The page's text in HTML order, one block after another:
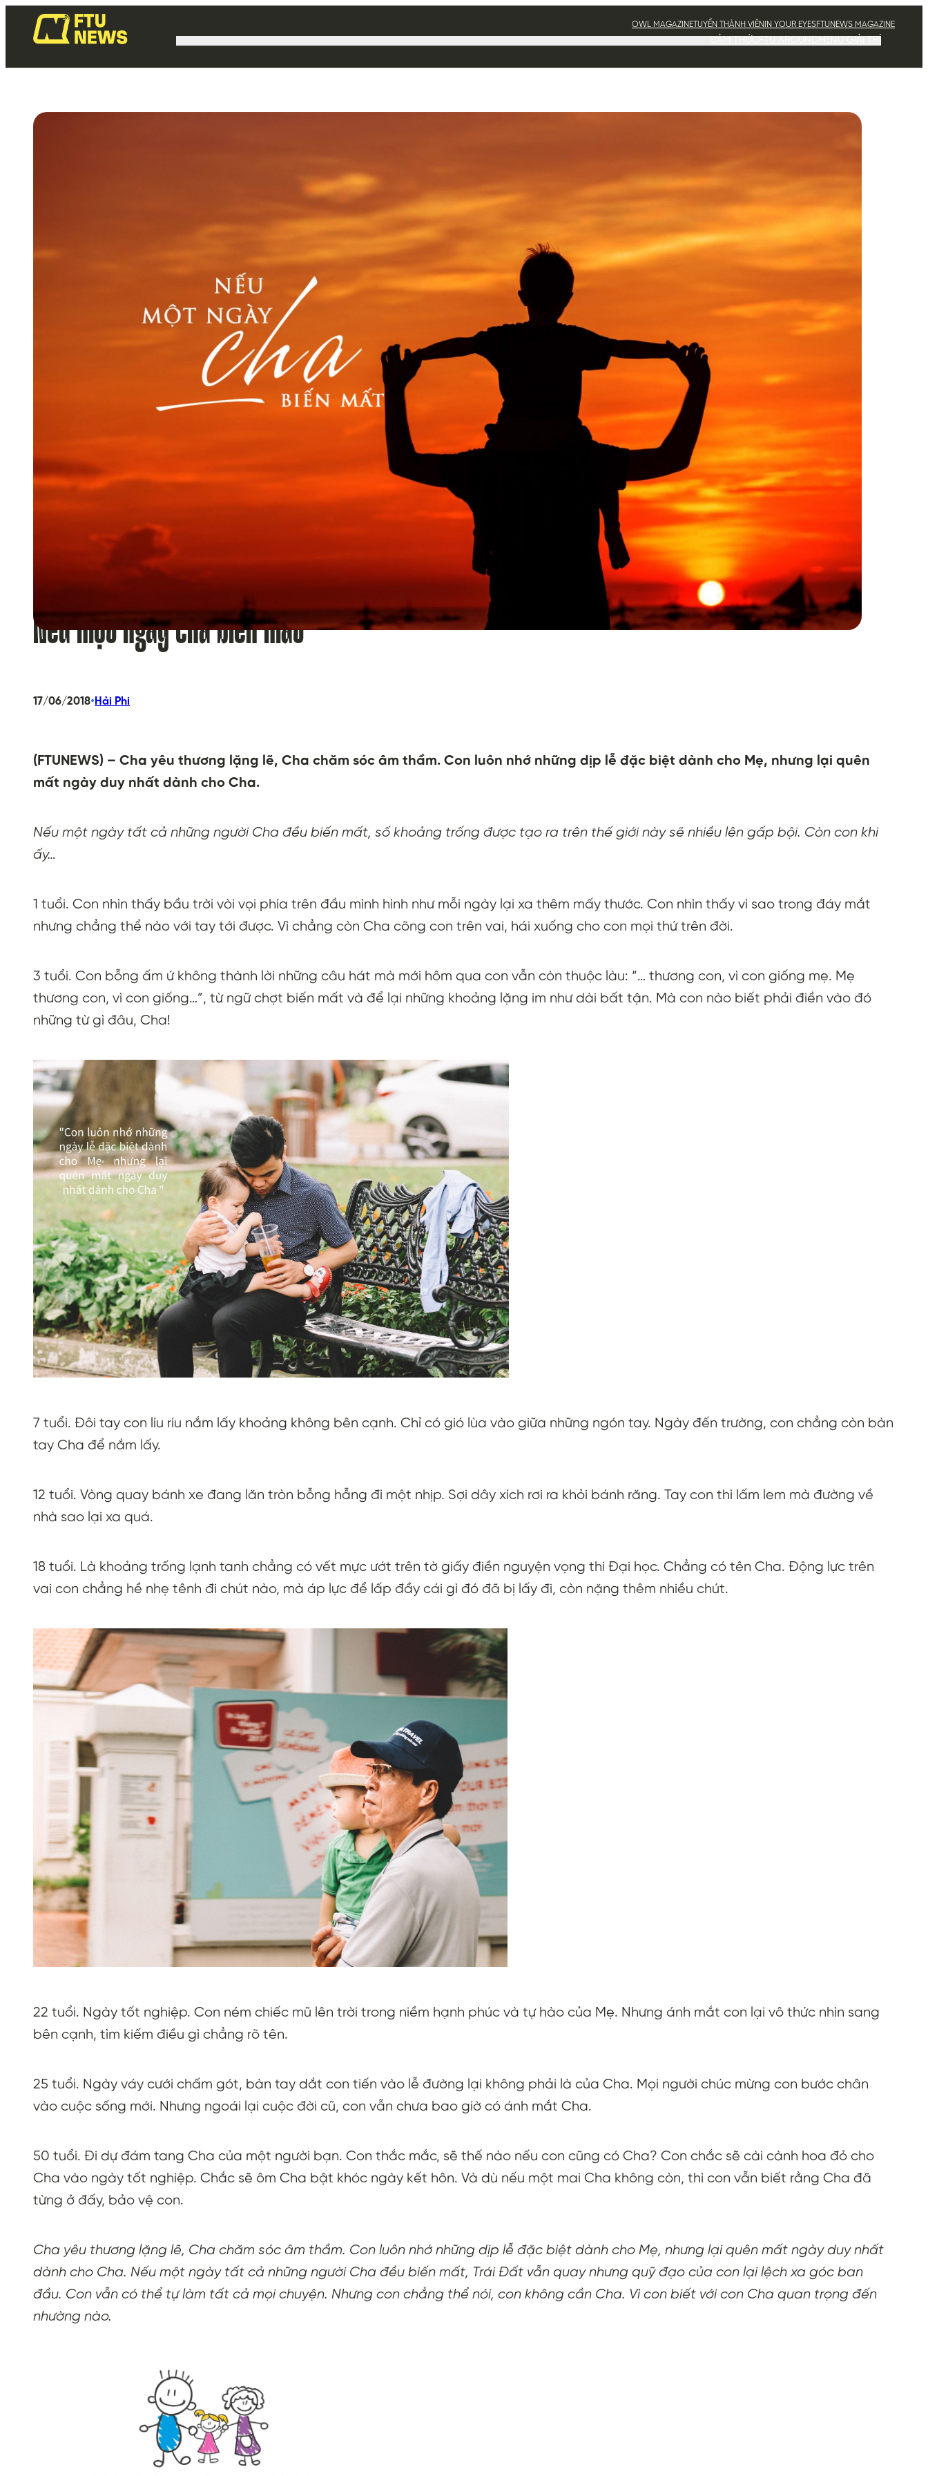
OWL MAGAZINETUYỂN THÀNH VIÊN IN YOUR EYESFTUNEWS MAGAZINE
Nếu một ngày cha biến mất
17/06/2018• Hải Phi
(FTUNEWS) – Cha yêu thương lặng lẽ, Cha chăm sóc âm thầm. Con luôn nhớ những dịp lễ đặc biệt dành cho Mẹ, nhưng lại quên
mất ngày duy nhất dành cho Cha.
Nếu một ngày tất cả những người Cha đều biến mất, số khoảng trống được tạo ra trên thế giới này sẽ nhiều lên gấp bội. Còn con khi
ấy…
1 tuổi. Con nhìn thấy bầu trời vòi vọi phía trên đầu mình hình như mỗi ngày lại xa thêm mấy thước. Con nhìn thấy vì sao trong đáy mắt
nhưng chẳng thể nào với tay tới được. Vì chẳng còn Cha cõng con trên vai, hái xuống cho con mọi thứ trên đời.
3 tuổi. Con bỗng ấm ứ không thành lời những câu hát mà mới hôm qua con vẫn còn thuộc làu: “… thương con, vì con giống mẹ. Mẹ
thương con, vì con giống…”, từ ngữ chợt biến mất và để lại những khoảng lặng im như dài bất tận. Mà con nào biết phải điền vào đó
những từ gì đâu, Cha!
7 tuổi. Đôi tay con líu ríu nắm lấy khoảng không bên cạnh. Chỉ có gió lùa vào giữa những ngón tay. Ngày đến trường, con chẳng còn bàn
tay Cha để nắm lấy.
12 tuổi. Vòng quay bánh xe đang lăn tròn bỗng hẫng đi một nhịp. Sợi dây xích rơi ra khỏi bánh răng. Tay con thì lấm lem mà đường về
nhà sao lại xa quá.
18 tuổi. Là khoảng trống lạnh tanh chẳng có vết mực ướt trên tờ giấy điền nguyện vọng thi Đại học. Chẳng có tên Cha. Động lực trên
vai con chẳng hề nhẹ tênh đi chút nào, mà áp lực để lấp đầy cái gì đó đã bị lấy đi, còn nặng thêm nhiều chút.
22 tuổi. Ngày tốt nghiệp. Con ném chiếc mũ lên trời trong niềm hạnh phúc và tự hào của Mẹ. Nhưng ánh mắt con lại vô thức nhìn sang
bên cạnh, tìm kiếm điều gì chẳng rõ tên.
25 tuổi. Ngày váy cưới chấm gót, bàn tay dắt con tiến vào lễ đường lại không phải là của Cha. Mọi người chúc mừng con bước chân
vào cuộc sống mới. Nhưng ngoái lại cuộc đời cũ, con vẫn chưa bao giờ có ánh mắt Cha.
50 tuổi. Đi dự đám tang Cha của một người bạn. Con thắc mắc, sẽ thế nào nếu con cũng có Cha? Con chắc sẽ cài cành hoa đỏ cho
Cha vào ngày tốt nghiệp. Chắc sẽ ôm Cha bật khóc ngày kết hôn. Và dù nếu một mai Cha không còn, thì con vẫn biết rằng Cha đã
từng ở đấy, bảo vệ con.
Cha yêu thương lặng lẽ, Cha chăm sóc âm thầm. Con luôn nhớ những dịp lễ đặc biệt dành cho Mẹ, nhưng lại quên mất ngày duy nhất
dành cho Cha. Nếu một ngày tất cả những người Cha đều biến mất, Trái Đất vẫn quay nhưng quỹ đạo của con lại lệch xa góc ban
đầu. Con vẫn có thể tự làm tất cả mọi chuyện. Nhưng con chẳng thể nói, con không cần Cha. Vì con biết với con Cha quan trọng đến
nhường nào.